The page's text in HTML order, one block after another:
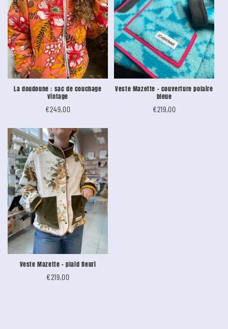
La doudoune : sac de couchage
vintage
Tarif
€249,00
Veste Mazette - couverture polaire
bleue
Tarif
€219,00
Veste Mazette - plaid fleuri
Tarif
€219,00